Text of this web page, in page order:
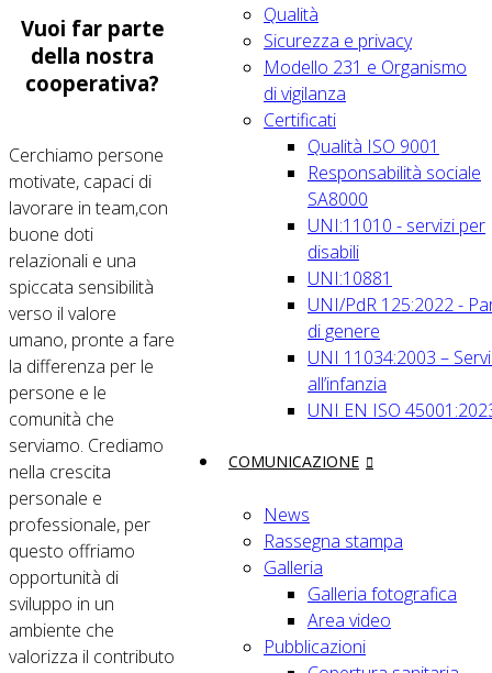
Qualità
Sicurezza e privacy
Modello 231 e Organismo
di vigilanza
Certificati
Qualità ISO 9001
Responsabilità sociale
SA8000
UNI:11010 - servizi per
disabili
UNI:10881
UNI/PdR 125:2022 -
di genere
UNI 11034:2003 –
all’infanzia
UNI EN ISO
COMUNICAZIONE
News
Rassegna stampa
Galleria
Galleria fotografica
Area video
Pubblicazioni
Vuoi far parte
della nostra
cooperativa?
Cerchiamo persone
motivate, capaci di
lavorare in team,con
buone doti
relazionali e una
spiccata sensibilità
verso il valore
umano, pronte a fare
la differenza per le
persone e le
comunità che
serviamo. Crediamo
nella crescita
personale e
professionale, per
questo offriamo
opportunità di
sviluppo in un
ambiente che
valorizza il contributo